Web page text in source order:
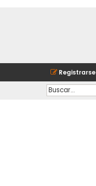
Registrarse